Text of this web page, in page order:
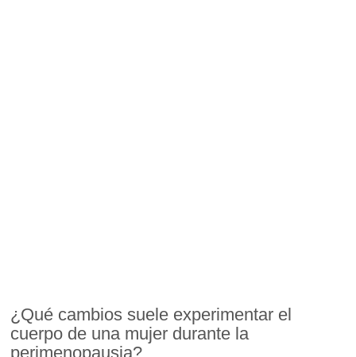
¿Qué cambios suele experimentar el
cuerpo de una mujer durante la
perimenopausia?